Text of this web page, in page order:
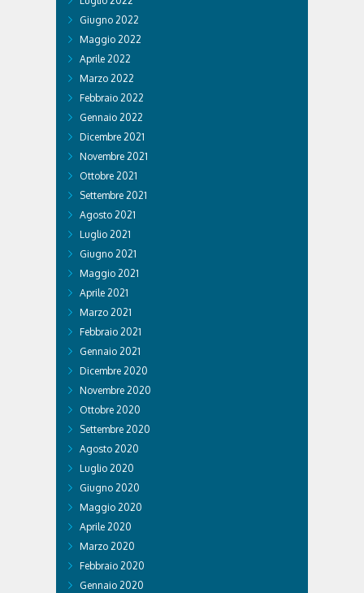
Giugno 2022
Maggio 2022
Aprile 2022
Marzo 2022
Febbraio 2022
Gennaio 2022
Dicembre 2021
Novembre 2021
Ottobre 2021
Settembre 2021
Agosto 2021
Luglio 2021
Giugno 2021
Maggio 2021
Aprile 2021
Marzo 2021
Febbraio 2021
Gennaio 2021
Dicembre 2020
Novembre 2020
Ottobre 2020
Settembre 2020
Agosto 2020
Luglio 2020
Giugno 2020
Maggio 2020
Aprile 2020
Marzo 2020
Febbraio 2020
Gennaio 2020